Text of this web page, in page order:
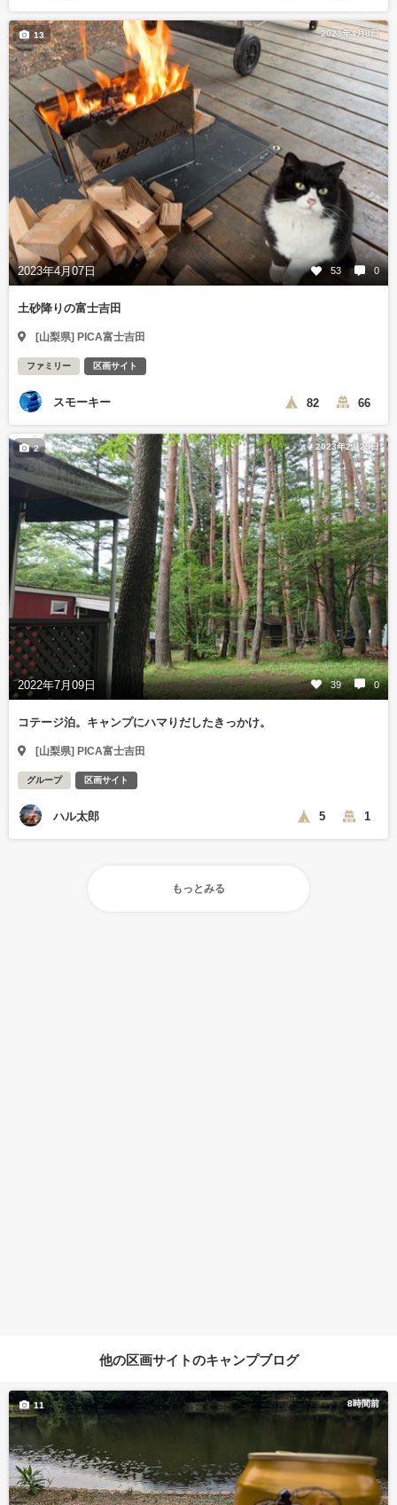
2023年4月8日
2023年4月07日 53 0
13
土砂降りの富士吉田
[山梨県] PICA富士吉田
ファミリー 区画サイト
スモーキー 82 66
2023年2月25日
2022年7月09日 39 0
2
コテージ泊。キャンプにハマりだしたきっかけ。
[山梨県] PICA富士吉田
グループ 区画サイト
ハル太郎 5 1
もっとみる
他の区画サイトのキャンプブログ
8時間前
11